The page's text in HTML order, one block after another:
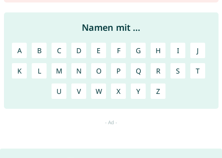
Namen mit ...
A B C D E F G H I J
K L M N O P Q R S T
U V W X Y Z